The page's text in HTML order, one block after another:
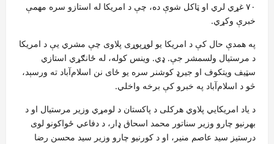
۷۰ غړي لري او ټاکل شوې ده، چې د امریکا له استازو سره مهمې
خبرې وکړي.
په همدې حال کې د امریکا یو لوړپوړی پلاوی چې مشري یې د امریکا
د مرستیال ولسمشر جې. ډي. وینس کوله، له ځانګړي استازي
سټیف ویتکوف او جیرډ کوشنر سره یو ځای نن اسلام‌آباد ته ورسېد،
څو د اسلام‌آباد په خبرو کې برخه واخلي.
د یاد امریکایي پلاوي هرکلی د پاکستان د لومړي وزیر مرستیال او د
بهرنیو چارو وزیر سناتور محمد اسحاق ډار، د دفاعي ځواکونو لوی
درستیز سید عاصم منیر، او د کورنیو چارو وزیر سید محسن رضا